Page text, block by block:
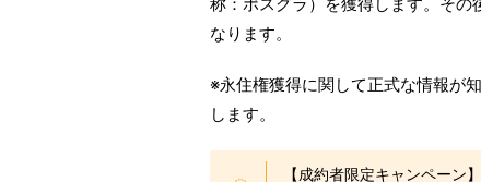
なります。
※永住権獲得に関して正式な情報が
します。
【成約者限定キャンペーン